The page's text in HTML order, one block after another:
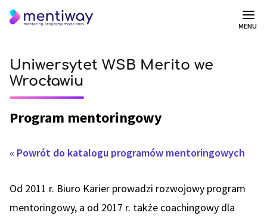
MENU
Uniwersytet WSB Merito we
Wrocławiu
Program mentoringowy
« Powrót do katalogu programów mentoringowych
Od 2011 r. Biuro Karier prowadzi rozwojowy program
mentoringowy, a od 2017 r. także coachingowy dla